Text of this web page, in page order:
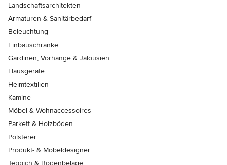
Landschaftsarchitekten
Armaturen & Sanitärbedarf
Beleuchtung
Einbauschränke
Gardinen, Vorhänge & Jalousien
Hausgeräte
Heimtextilien
Kamine
Möbel & Wohnaccessoires
Parkett & Holzböden
Polsterer
Produkt- & Möbeldesigner
Teppich & Bodenbeläge